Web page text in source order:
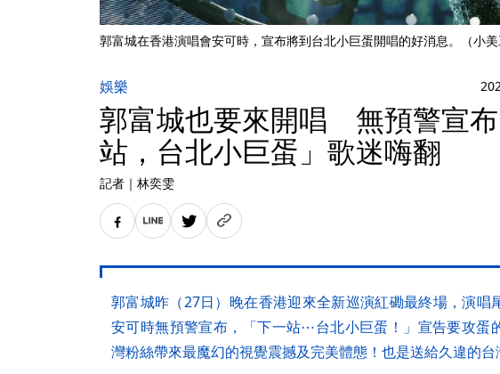
郭富城在香港演唱會安可時，宣布將到台北小巨蛋開唱的好消息。（小美
娛樂
郭富城也要來開唱 無預警宣
站，台北小巨蛋」歌迷嗨翻
記者 ｜ 林奕雯
郭富城昨（27日）晚在香港迎來全新巡演紅磡最終場，演唱
安可時無預警宣布，「下一站⋯台北小巨蛋！」宣告要攻蛋
灣粉絲帶來最魔幻的視覺震撼及完美體態！也是送給久違的台